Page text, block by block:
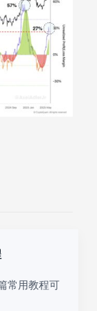
常用教程可